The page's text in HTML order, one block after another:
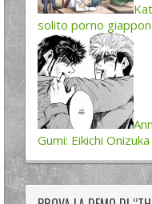
solito porno
Gumi: Eikichi